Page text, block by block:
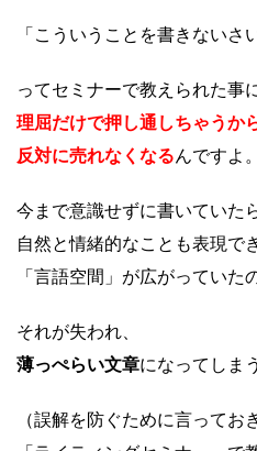
「こういうことを書きないさ
ってセミナーで教えられた事
理屈だけで押し通しちゃうか
反対に売れなくなるんですよ。
今まで意識せずに書いていた
自然と情緒的なことも表現で
「言語空間」が広がっていた
それが失われ、
薄っぺらい文章になってしまう
（誤解を防ぐために言ってお